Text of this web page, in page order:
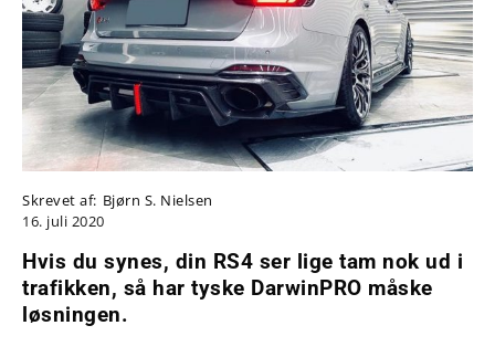
Skrevet af: Bjørn S. Nielsen
16. juli 2020
Hvis du synes, din RS4 ser lige tam nok ud i
trafikken, så har tyske DarwinPRO måske
løsningen.